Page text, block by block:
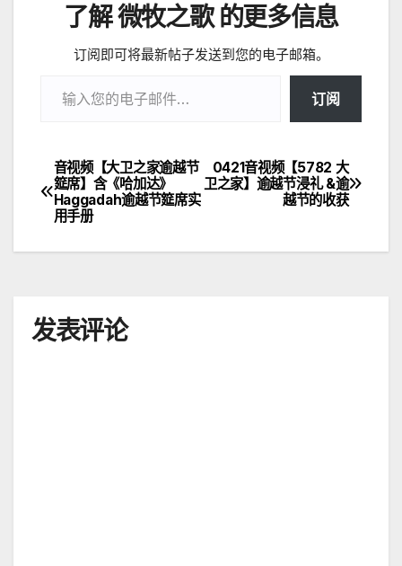
了解 微牧之歌 的更多信息
订阅即可将最新帖子发送到您的电子邮箱。
订阅
文
章
导
0421音视频【5782 大
卫之家】逾越节浸礼 &逾
越节的收获
音视频【大卫之家逾越节
筵席】含《哈加达》
Haggadah逾越节筵席实
用手册
发表评论